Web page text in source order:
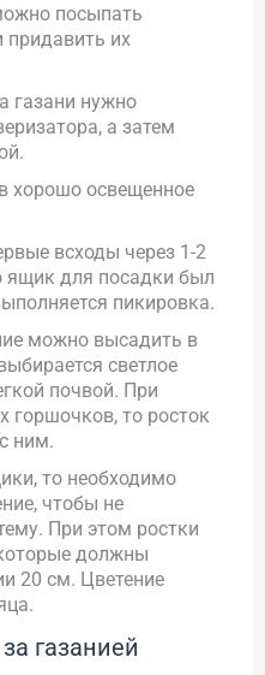
посыпать
придавить их
газани нужно
а затем
хорошо освещенное
всходы через 1-2
ящик для посадки был
пикировка.
можно высадить в
светлое
почвой. При
горшочков, то росток
ним.
то необходимо
чтобы не
При этом ростки
должны
20 см. Цветение
газанией